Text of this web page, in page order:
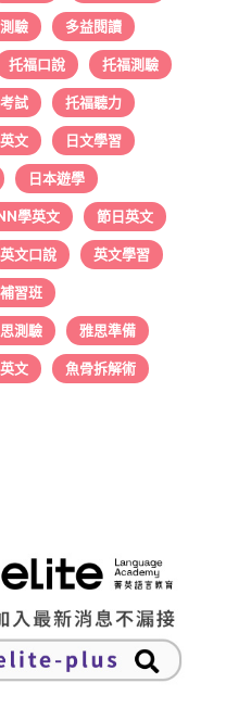
驗 多益閱讀
托福口說 托福測驗
試 托福聽力
文 日文學習
日本遊學
學英文 節日英文
英文口說 英文學習
習班
測驗 雅思準備
文 魚骨拆解術